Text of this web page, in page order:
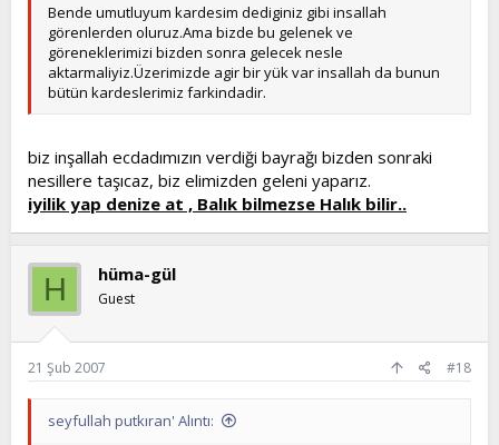
Bende umutluyum kardesim dediginiz gibi insallah
görenlerden oluruz.Ama bizde bu gelenek ve
göreneklerimizi bizden sonra gelecek nesle
aktarmaliyiz.Üzerimizde agir bir yük var insallah da bunun
bütün kardeslerimiz farkindadir.
biz inşallah ecdadımızın verdiği bayrağı bizden sonraki
nesillere taşıcaz, biz elimizden geleni yaparız.
iyilik yap denize at , Balık bilmezse Halık bilir..
H hüma-gül
Guest
21 Şub 2007 #18
seyfullah putkıran' Alıntı: